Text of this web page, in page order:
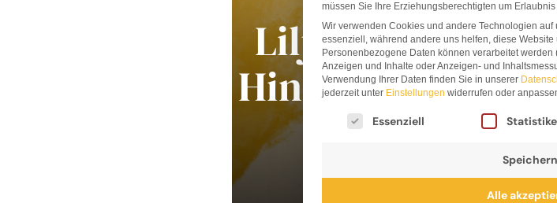
Lilja
Hindahl
müssen Sie Ihre Erziehungsberechtigten um Erlaubnis
Wir verwenden Cookies und andere Technologien
essenziell, während andere uns helfen, diese
Personenbezogene Daten können verarbeitet werden
Anzeigen und Inhalte oder Anzeigen- und
Verwendung Ihrer Daten finden Sie in unserer
jederzeit unter Einstellungen widerrufen oder
Es folgt eine Liste der Service-
Essenziell
Speichern
Alle